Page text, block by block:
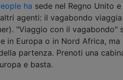
ha sede nel Regno Unito
agenti: il vagabondo
"Viaggio con il vagabondo"
in Europa o in Nord Africa,
partenza. Prenoti una
e basta.